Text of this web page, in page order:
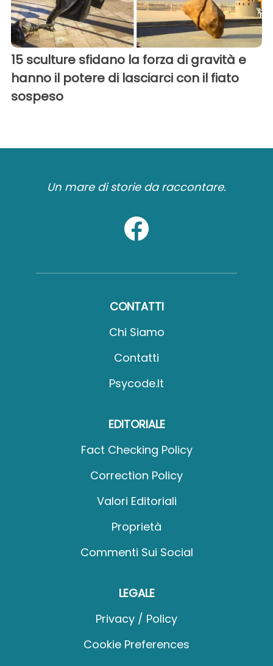
15 sculture sfidano la forza di gravità e
hanno il potere di lasciarci con il fiato
sospeso
Un mare di storie da raccontare.
CONTATTI
Chi Siamo
Contatti
Psycode.it
EDITORIALE
Fact Checking Policy
Correction Policy
Valori Editoriali
Proprietà
Commenti Sui Social
LEGALE
Privacy / Policy
Cookie Preferences